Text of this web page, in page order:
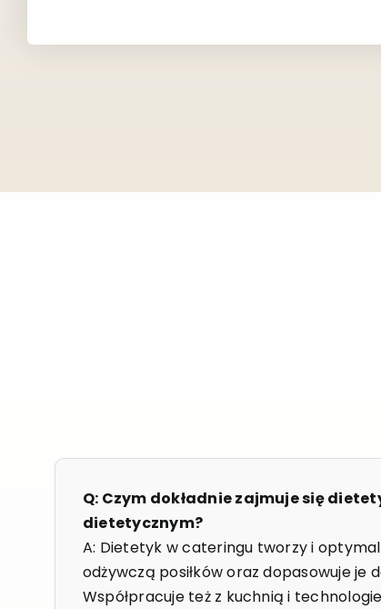
Q: Czym dokładnie zajmuje się
dietetycznym?
A: Dietetyk w cateringu tworzy i
odżywczą posiłków oraz dopasowuje
Współpracuje też z kuchnią i